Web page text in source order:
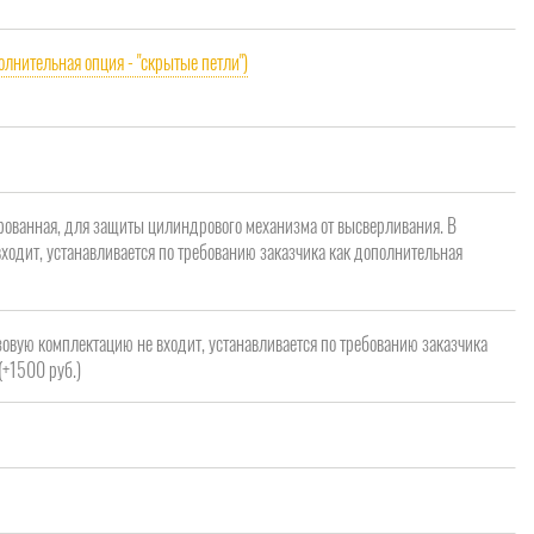
опция - "скрытые петли")
для защиты цилиндрового механизма от высверливания. В
устанавливается по требованию заказчика как дополнительная
комплектацию не входит, устанавливается по требованию заказчика
руб.)